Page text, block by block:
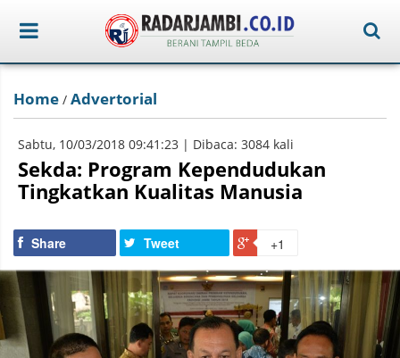
Home / Advertorial
Sabtu, 10/03/2018 09:41:23 | Dibaca: 3084 kali
Sekda: Program Kependudukan
Tingkatkan Kualitas Manusia
Share Tweet +1